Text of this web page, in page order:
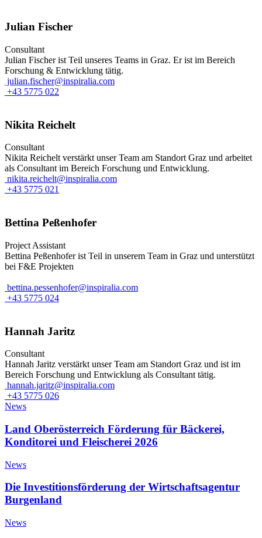
Julian Fischer
Consultant
Julian Fischer ist Teil unseres Teams in Graz. Er ist im Bereich
Forschung & Entwicklung tätig.
julian.fischer@inspiralia.com
+43 5775 022
Nikita Reichelt
Consultant
Nikita Reichelt verstärkt unser Team am Standort Graz und arbeitet
als Consultant im Bereich Forschung und Entwicklung.
nikita.reichelt@inspiralia.com
+43 5775 021
Bettina Peßenhofer
Project Assistant
Bettina Peßenhofer ist Teil in unserem Team in Graz und unterstützt
bei F&E Projekten
bettina.pessenhofer@inspiralia.com
+43 5775 024
Hannah Jaritz
Consultant
Hannah Jaritz verstärkt unser Team am Standort Graz und ist im
Bereich Forschung und Entwicklung als Consultant tätig.
hannah.jaritz@inspiralia.com
+43 5775 026
News
Land Oberösterreich Förderung für Bäckerei,
Konditorei und Fleischerei 2026
News
Die Investitionsförderung der Wirtschaftsagentur
Burgenland
News